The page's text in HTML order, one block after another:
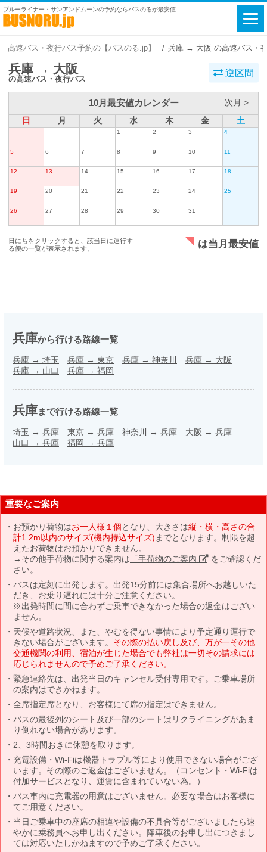
ブルーライナー・サンアンドムーンの予約ならバスのるが最安値
高速バス・夜行バス予約の【バスのる.jp】 兵庫 → 大阪 の高速バス・
兵庫 → 大阪
の高速バス・夜行バス
逆区間
10月最安値カレンダー
次月 >
日
月 火 水 木 金 土
1 2 3 4
5 6 7 8 9 10 11
12 13 14 15 16 17 18
19 20 21 22 23 24 25
26 27 28 29 30 31
日にちをクリックすると、該当日に運行す
る便の一覧が表示されます。
は当月最安値
兵庫から行ける路線一覧
兵庫 → 埼玉 兵庫 → 東京 兵庫 → 神奈川 兵庫 → 大阪
兵庫 → 山口 兵庫 → 福岡
兵庫まで行ける路線一覧
埼玉 → 兵庫 東京 → 兵庫 神奈川 → 兵庫 大阪 → 兵庫
山口 → 兵庫 福岡 → 兵庫
重要なご案内
お預かり荷物はお一人様１個となり、大きさは縦・横・高さの合
計1.2m以内のサイズ(機内持込サイズ) までとなります。制限を超
えたお荷物はお預かりできません。
→その他手荷物に関する案内は 「手荷物のご案内」 をご確認くだ
さい。
バスは定刻に出発します。出発15分前には集合場所へお越しいた
だき、お乗り遅れには十分ご注意ください。
※出発時間に間に合わずご乗車できなかった場合の返金はござい
ません。
天候や道路状況、また、やむを得ない事情により予定通り運行で
きない場合がございます。 その際の払い戻し及び、万が一その他
交通機関の利用、宿泊が生じた場合でも弊社は一切その請求には
応じられませんので予めご了承ください。
緊急連絡先は、出発当日のキャンセル受付専用です。ご乗車場所
の案内はできかねます。
全席指定席となり、お客様にて席の指定はできません。
バスの最後列のシート及び一部のシートはリクライニングがあま
り倒れない場合があります。
2、3時間おきに休憩を取ります。
充電設備・Wi-Fiは機器トラブル等により使用できない場合がござ
います。その際のご返金はございません。（コンセント・Wi-Fiは
付加サービスとなり、運賃に含まれていない為。）
バス車内に充電器の用意はございません。必要な場合はお客様に
てご用意ください。
当日ご乗車中の座席の相違や設備の不具合等がございましたら速
やかに乗務員へお申し出ください。降車後のお申し出につきまし
ては対応いたしかねますので予めご了承ください。